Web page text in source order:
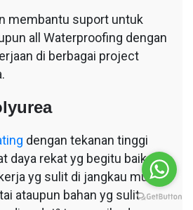
membantu suport untuk
all Waterproofing dengan
di berbagai project
dengan tekanan tinggi
daya rekat yg begitu baik,
yg sulit di jangkau mulai
ataupun bahan yg sulit